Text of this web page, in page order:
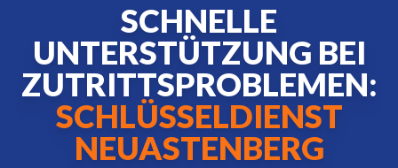
SCHNELLE
UNTERSTÜTZUNG BEI
ZUTRITTSPROBLEMEN:
SCHLÜSSELDIENST
NEUASTENBERG